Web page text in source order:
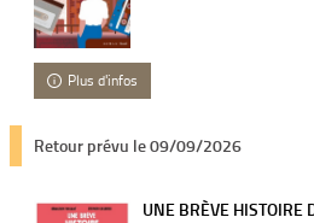
Plus d'infos
Retour prévu le 09/09/2026
UNE BRÈVE HISTOIRE